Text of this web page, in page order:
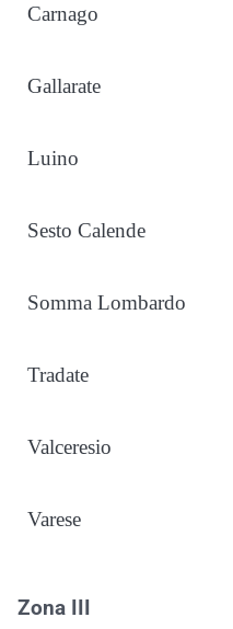
Carnago
Gallarate
Luino
Sesto Calende
Somma Lombardo
Tradate
Valceresio
Varese
Zona III